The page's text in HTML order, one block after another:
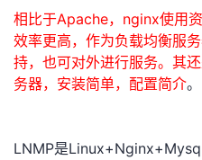
注
开
发
学
的
Programs
我
的
持
相比于Apache，nginx使用
效率更高，作为负载均衡服
持，也可对外进行服务。其
务器，安装简单，配置简介。
LNMP是